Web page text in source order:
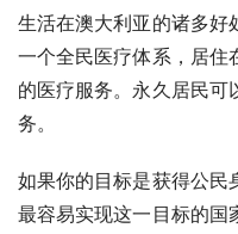
生活在澳大利亚的诸多好
一个全民医疗体系，居住
的医疗服务。永久居民可
务。
如果你的目标是获得公民
最容易实现这一目标的国